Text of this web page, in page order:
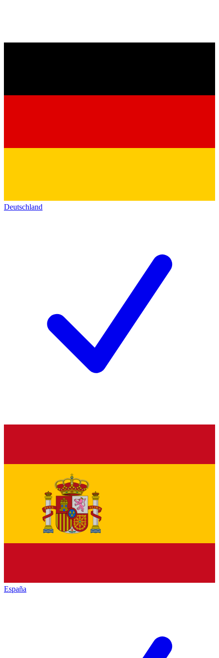
Deutschland
España